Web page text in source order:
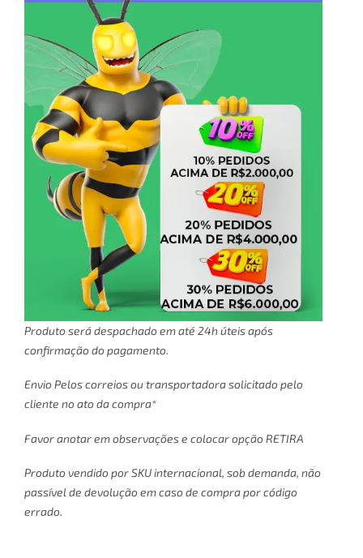
Produto será despachado em até 24h úteis após
confirmação do pagamento.
Envio Pelos correios ou transportadora solicitado pelo
cliente no ato da compra*
Favor anotar em observações e colocar opção RETIRA
Produto vendido por SKU internacional, sob demanda, não
passível de devolução em caso de compra por código
errado.